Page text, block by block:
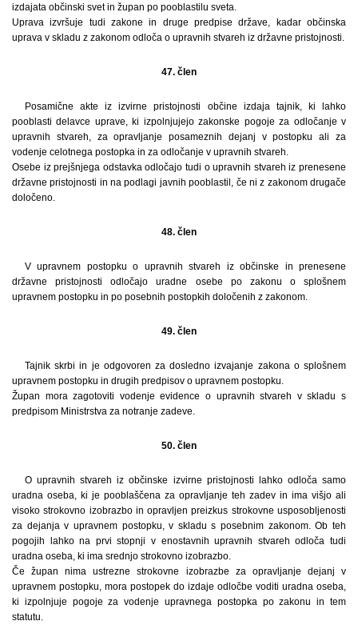
izdajata občinski svet in župan po pooblastilu sveta.
Uprava izvršuje tudi zakone in druge predpise države, kadar občinska
uprava v skladu z zakonom odloča o upravnih stvareh iz državne pristojnosti.
47. člen
Posamične akte iz izvirne pristojnosti občine izdaja tajnik, ki lahko
pooblasti delavce uprave, ki izpolnjujejo zakonske pogoje za odločanje v
upravnih stvareh, za opravljanje posameznih dejanj v postopku ali za
vodenje celotnega postopka in za odločanje v upravnih stvareh.
Osebe iz prejšnjega odstavka odločajo tudi o upravnih stvareh iz prenesene
državne pristojnosti in na podlagi javnih pooblastil, če ni z zakonom drugače
določeno.
48. člen
V upravnem postopku o upravnih stvareh iz občinske in prenesene
državne pristojnosti odločajo uradne osebe po zakonu o splošnem
upravnem postopku in po posebnih postopkih določenih z zakonom.
49. člen
Tajnik skrbi in je odgovoren za dosledno izvajanje zakona o splošnem
upravnem postopku in drugih predpisov o upravnem postopku.
Župan mora zagotoviti vodenje evidence o upravnih stvareh v skladu s
predpisom Ministrstva za notranje zadeve.
50. člen
O upravnih stvareh iz občinske izvirne pristojnosti lahko odloča samo
uradna oseba, ki je pooblaščena za opravljanje teh zadev in ima višjo ali
visoko strokovno izobrazbo in opravljen preizkus strokovne usposobljenosti
za dejanja v upravnem postopku, v skladu s posebnim zakonom. Ob teh
pogojih lahko na prvi stopnji v enostavnih upravnih stvareh odloča tudi
uradna oseba, ki ima srednjo strokovno izobrazbo.
Če župan nima ustrezne strokovne izobrazbe za opravljanje dejanj v
upravnem postopku, mora postopek do izdaje odločbe voditi uradna oseba,
ki izpolnjuje pogoje za vodenje upravnega postopka po zakonu in tem
statutu.